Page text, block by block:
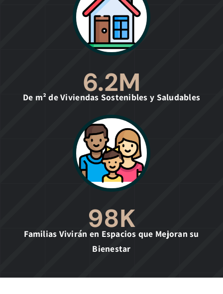
6.2M
De m² de Viviendas Sostenibles y Saludables
98K
Familias Vivirán en Espacios que Mejoran su
Bienestar